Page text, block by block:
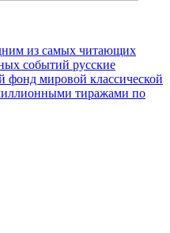
из самых читающих
событий русские
фонд мировой классической
тиражами по